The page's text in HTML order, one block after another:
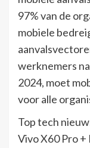
97% van de
mobiele
werknemers
2024, moet
voor alle
Top tech
Vivo X60 Pro +